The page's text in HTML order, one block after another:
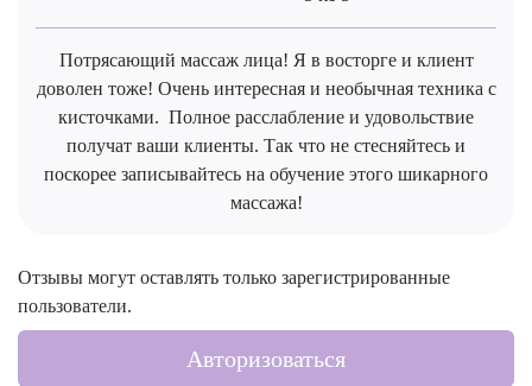
Потрясающий массаж лица! Я в восторге и клиент
доволен тоже! Очень интересная и необычная техника с
кисточками. Полное расслабление и удовольствие
получат ваши клиенты. Так что не стесняйтесь и
поскорее записывайтесь на обучение этого шикарного
массажа!
Отзывы могут оставлять только зарегистрированные
пользователи.
Авторизоваться